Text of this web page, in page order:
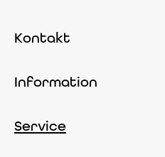
Kontakt
Information
Service